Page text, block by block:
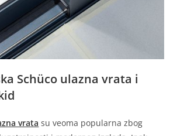
Schüco ulazna vrata i
vrata su veoma popularna zbog